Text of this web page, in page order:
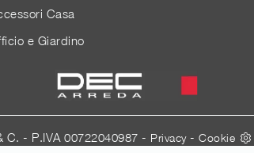
Casa
e Giardino
C. - P.IVA 00722040987 - Privacy- Cookie